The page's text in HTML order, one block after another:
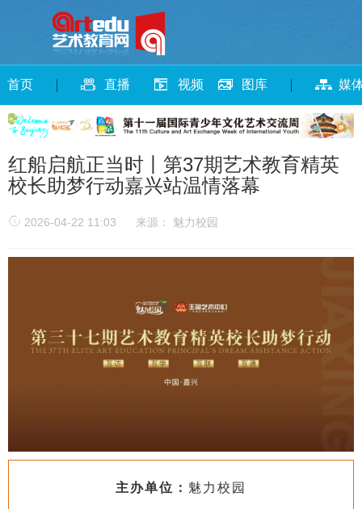
首页 直播 视频 图库 媒
红船启航正当时丨第37期艺术教育精英
校长助梦行动嘉兴站温情落幕
2026-04-22 11:03 来源： 魅力校园
主办单位 ： 魅力校园